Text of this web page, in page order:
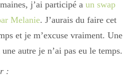
Apéro
j’ai participé a un swap
Melanie. J’aurais du faire cet
et je m’excuse vraiment. Une
autre je n’ai pas eu le temps.
: